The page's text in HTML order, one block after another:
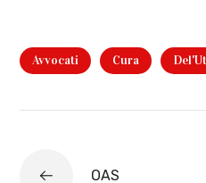
Avvocati Cura
OAS